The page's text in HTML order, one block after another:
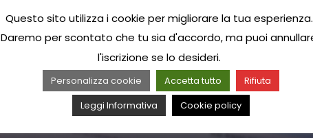
Questo sito utilizza i cookie per migliorare la tua esperienza.
Daremo per scontato che tu sia d'accordo, ma puoi
l'iscrizione se lo desideri.
Personalizza cookie Accetta tutto
Rifiuta
Leggi Informativa
Cookie policy